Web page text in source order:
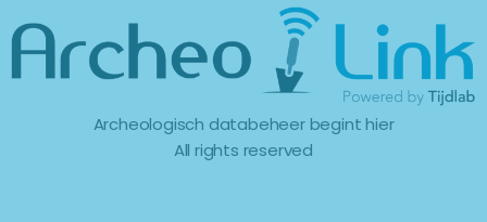
Archeologisch databeheer begint hier
All rights reserved